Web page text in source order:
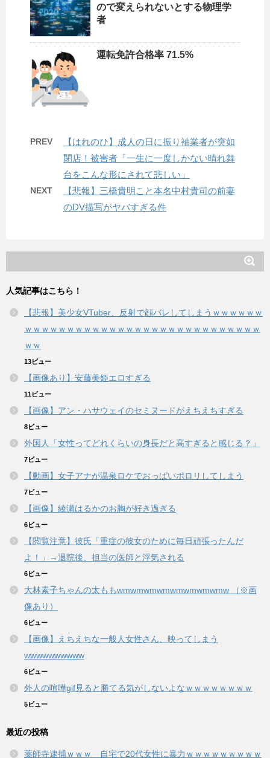
ので変えられないとする物理学
者
運転免許合格率 71.5%
PREV
【はれのひ】成人の日に振り袖業者が突如
閉店！被害者「一生に一度しかない晴れ舞
台をこんな形にされて悲しい」
NEXT
【悲報】三橋貴明こと本名中村貴司の前妻
のDV描写がヤバすぎる件
人気記事はこちら！
【悲報】美少女VTuber、反射で顔バレしてしまうｗｗｗｗｗｗ
ｗｗｗｗｗｗｗｗｗｗｗｗｗｗｗｗｗｗｗｗｗｗｗｗｗｗｗｗ
ｗｗ
13ビュー
【画像あり】安藤美姫エロすぎる
11ビュー
【画像】アン・ハサウェイのセミヌードがえちえちすぎる
8ビュー
外国人「女性ってどれくらいの身長だと高すぎると感じる？」
7ビュー
【動画】女子アナが温泉ロケでおっぱいポロリしてしまう
7ビュー
【画像】綾瀬はるかのお胸が好き過ぎる
6ビュー
【閲覧注意】彼氏「重症の彼女のために毎日頑張ったんだ
よ！」→退院後、担当の医師と浮気される
6ビュー
大林素子ちゃんの太ももwmwmwmwmwmwmwmwmw （※画
像あり）
6ビュー
【画像】えちえちな一般人女性さん、映ってしまう
wwwwwwwwww
6ビュー
外人の喧嘩gif見ると勝てる気がしないよなｗｗｗｗｗｗｗｗ
5ビュー
最近の投稿
薬師寺逮捕ｗｗｗ 自宅で20代女性に暴力ｗｗｗｗｗｗｗｗｗ